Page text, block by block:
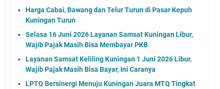
Harga Cabai, Bawang dan Telur Turun di Pasar Kepuh
Kuningan Turun
Selasa 16 Juni 2026 Layanan Samsat Kuningan Libur,
Wajib Pajak Masih Bisa Membayar PKB
Layanan Samsat Keliling Kuningan 1 Juni 2026 Libur,
Wajib Pajak Masih Bisa Bayar, Ini Caranya
LPTQ Bersinergi Menuju Kuningan Juara MTQ Tingkat